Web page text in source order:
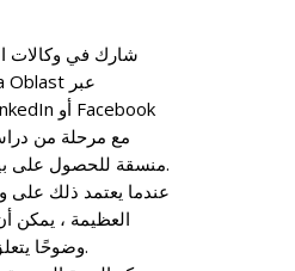
شارك في وكالات
مع مرحلة من
منسقة للحصول على بيع متعدد القنوات.
عندما يعتمد ذلك على
العظيمة ، يمكن
وضوحًا يتعلق بتقليل السلوك.